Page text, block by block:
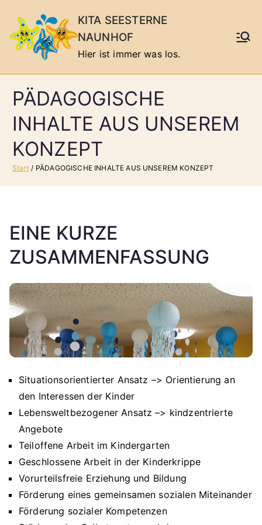
Inhalt
springen
KITA SEESTERNE
NAUNHOF
Hier ist immer was los.
PÄDAGOGISCHE
INHALTE AUS UNSEREM
KONZEPT
Start PÄDAGOGISCHE INHALTE AUS UNSEREM KONZEPT
EINE KURZE
ZUSAMMENFASSUNG
Situationsorientierter Ansatz –> Orientierung an
den Interessen der Kinder
Lebensweltbezogener Ansatz –> kindzentrierte
Angebote
Teiloffene Arbeit im Kindergarten
Geschlossene Arbeit in der Kinderkrippe
Vorurteilsfreie Erziehung und Bildung
Förderung eines gemeinsamen sozialen Miteinander
Förderung sozialer Kompetenzen